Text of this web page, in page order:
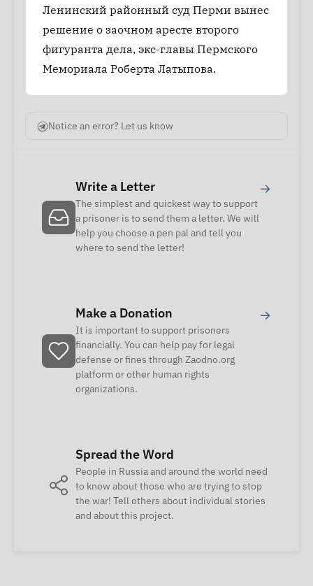
Ленинский районный суд Перми вынес
решение о заочном аресте второго
фигуранта дела, экс-главы Пермского
Мемориала Роберта Латыпова.
Notice an error? Let us know
Write a Letter
The simplest and quickest way to support
a prisoner is to send them a letter. We will
help you choose a pen pal and tell you
where to send the letter!
→
Make a Donation
It is important to support prisoners
financially. You can help pay for legal
defense or fines through Zaodno.org
platform or other human rights
organizations.
→
Spread the Word
People in Russia and around the world need
to know about those who are trying to stop
the war! Tell others about individual stories
and about this project.